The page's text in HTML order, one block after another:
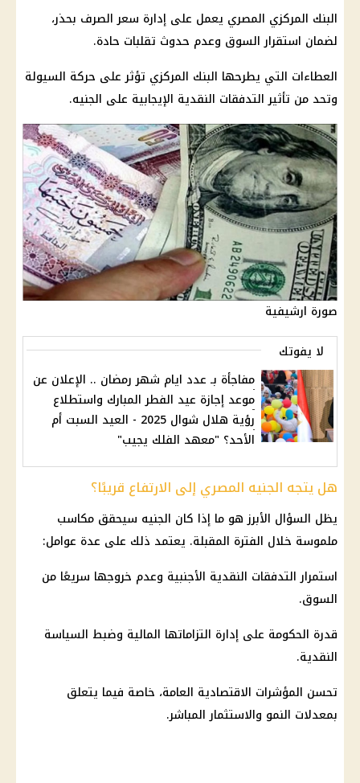
البنك المركزي المصري يعمل على إدارة سعر الصرف بحذر،
لضمان استقرار السوق وعدم حدوث تقلبات حادة.
العطاءات التي يطرحها البنك المركزي تؤثر على حركة السيولة
وتحد من تأثير التدفقات النقدية الإيجابية على الجنيه.
صورة ارشيفية
لا يفوتك
مفاجأة بـ عدد ايام شهر رمضان .. الإعلان عن
موعد إجازة عيد الفطر المبارك واستطلاع
رؤية هلال شوال 2025 - العيد السبت أم
الأحد؟ "معهد الفلك يجيب"
هل يتجه الجنيه المصري إلى الارتفاع قريبًا؟
يظل السؤال الأبرز هو ما إذا كان الجنيه سيحقق مكاسب
ملموسة خلال الفترة المقبلة. يعتمد ذلك على عدة عوامل:
استمرار التدفقات النقدية الأجنبية وعدم خروجها سريعًا من
السوق.
قدرة الحكومة على إدارة التزاماتها المالية وضبط السياسة
النقدية.
تحسن المؤشرات الاقتصادية العامة، خاصة فيما يتعلق
بمعدلات النمو والاستثمار المباشر.